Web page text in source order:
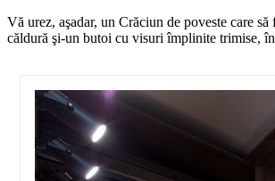
Vă urez, aşadar, un Crăciun de poveste care
căldură şi-un butoi cu visuri împlinite trimise,